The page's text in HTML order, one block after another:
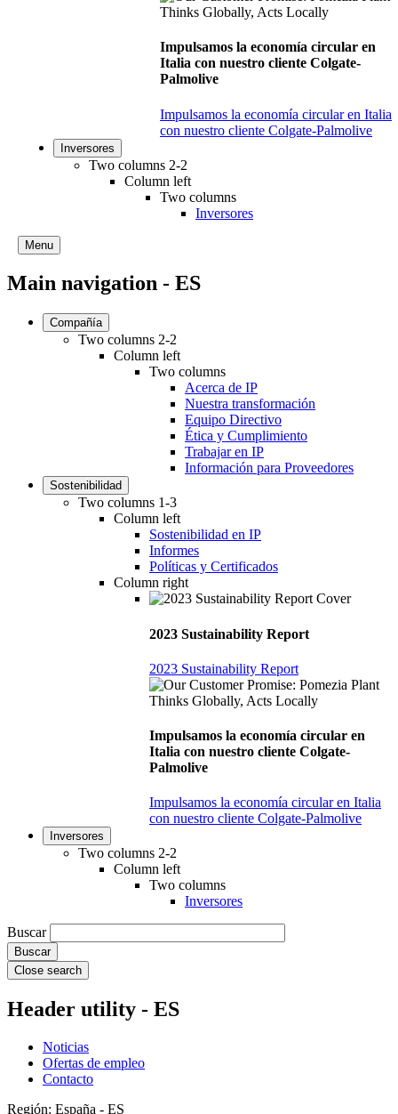
Impulsamos la economía circular en
Italia con nuestro cliente Colgate-
Palmolive
Impulsamos la economía circular en Italia
con nuestro cliente Colgate-Palmolive
Inversores
Two columns 2-2
Column left
Two columns
Inversores
Menu
Main navigation - ES
Compañía
Two columns 2-2
Column left
Two columns
Acerca de IP
Nuestra transformación
Equipo Directivo
Ética y Cumplimiento
Trabajar en IP
Información para Proveedores
Sostenibilidad
Two columns 1-3
Column left
Sostenibilidad en IP
Informes
Políticas y Certificados
Column right
2023 Sustainability Report
2023 Sustainability Report
Impulsamos la economía circular en
Italia con nuestro cliente Colgate-
Palmolive
Impulsamos la economía circular en Italia
con nuestro cliente Colgate-Palmolive
Inversores
Two columns 2-2
Column left
Two columns
Inversores
Buscar
Close search
Header utility - ES
Noticias
Ofertas de empleo
Contacto
Región: España - ES